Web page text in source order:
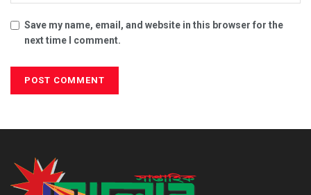
Save my name, email, and website in this browser for the
next time I comment.